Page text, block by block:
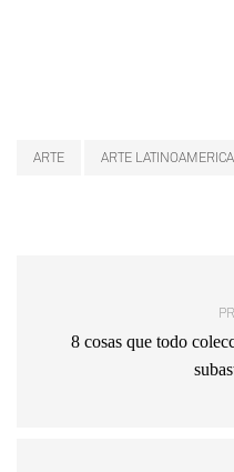
ARTE ARTE
8 cosas que todo